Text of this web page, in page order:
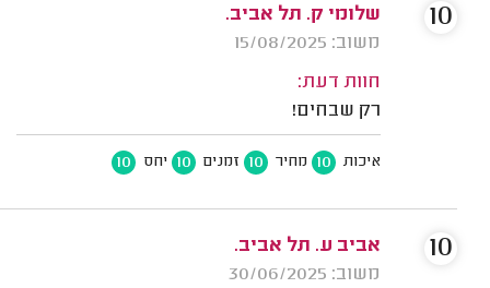
שלומי ק. תל אביב.
משוב: 15/08/2025
חוות דעת:
רק שבחים!
איכות 10 מחיר 10 זמנים 10 יחס 10
10
אביב ע. תל אביב.
משוב: 30/06/2025
10